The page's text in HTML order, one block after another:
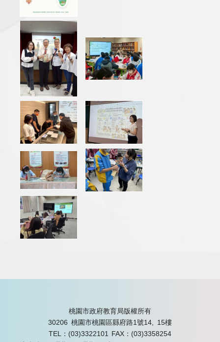
桃園市政府教育局版權所有
30206 桃園市桃園區縣府路1號14, 15樓
TEL：(03)3322101
FAX：(03)3358254